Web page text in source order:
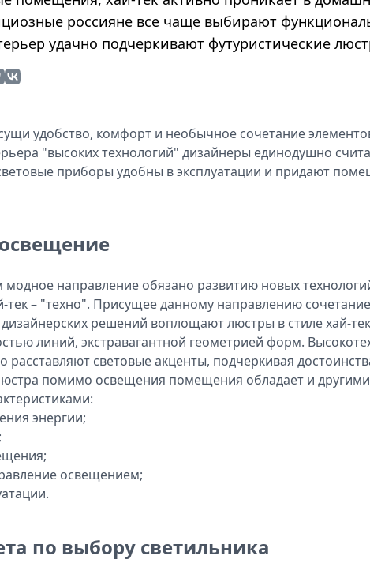
россияне все чаще выбирают
удачно подчеркивают футуристические
удобство, комфорт и необычное сочетание
"высоких технологий" дизайнеры единодушно
приборы удобны в эксплуатации и придают
направление обязано развитию новых
тек – "техно". Присущее данному направлению
дизайнерских решений воплощают люстры в стиле хай-
линий, экстравагантной геометрией форм.
расставляют световые акценты, подчеркивая
помимо освещения помещения обладает и
энергии;
освещением;
по выбору светильника